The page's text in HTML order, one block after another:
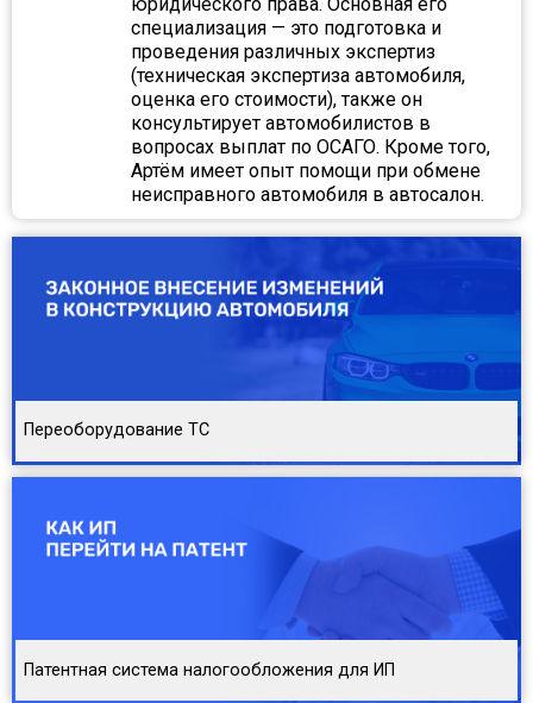
специализация — это подготовка и
проведения различных экспертиз
(техническая экспертиза автомобиля,
оценка его стоимости), также он
консультирует автомобилистов в
вопросах выплат по ОСАГО. Кроме того,
Артём имеет опыт помощи при обмене
неисправного автомобиля в автосалон.
Переоборудование ТС
Патентная система налогообложения для ИП